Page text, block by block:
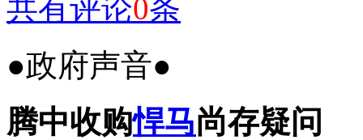
共有评论0条
●政府声音●
腾中收购悍马尚存疑问